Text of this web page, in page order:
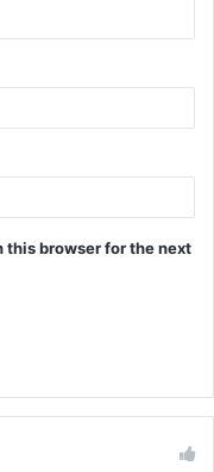
this browser for the next